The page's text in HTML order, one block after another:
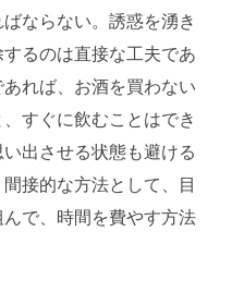
ならない。誘惑を湧き
るのは直接な工夫であ
れば、お酒を買わない
すぐに飲むことはでき
出させる状態も避ける
接的な方法として、目
で、時間を費やす方法